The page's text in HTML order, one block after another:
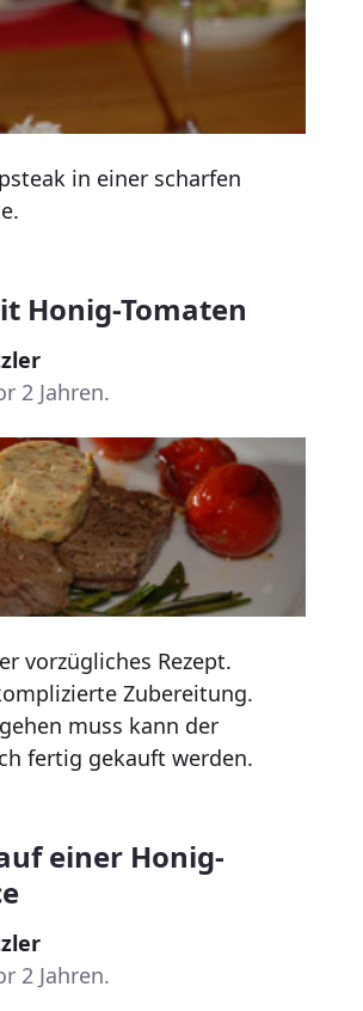
in einer scharfen
Honig-Tomaten
2 Jahren.
vorzügliches Rezept.
Zubereitung.
muss kann der
fertig gekauft werden.
einer Honig-
2 Jahren.